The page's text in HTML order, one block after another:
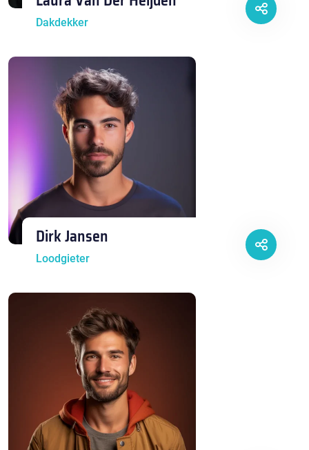
Dakdekker
Dirk Jansen
Loodgieter